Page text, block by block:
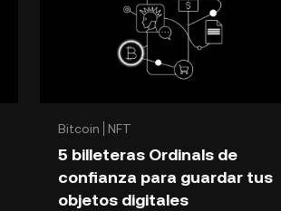
Bitcoin NFT
5 billeteras Ordinals de
confianza para guardar tus
objetos digitales